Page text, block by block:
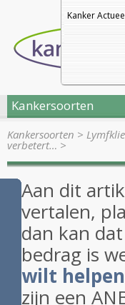
Kanker
Kankersoorten
Kankersoorten >
verbetert… >
Aan dit
vertalen,
dan kan
bedrag is
wilt
zijn een